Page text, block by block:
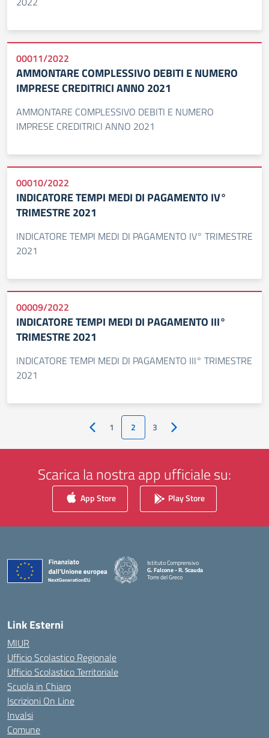
00011/2022
AMMONTARE COMPLESSIVO DEBITI E NUMERO
IMPRESE CREDITRICI ANNO 2021
AMMONTARE COMPLESSIVO DEBITI E NUMERO
IMPRESE CREDITRICI ANNO 2021
00010/2022
INDICATORE TEMPI MEDI DI PAGAMENTO IV°
TRIMESTRE 2021
INDICATORE TEMPI MEDI DI PAGAMENTO IV° TRIMESTRE
2021
00009/2022
INDICATORE TEMPI MEDI DI PAGAMENTO III°
TRIMESTRE 2021
INDICATORE TEMPI MEDI DI PAGAMENTO III° TRIMESTRE
2021
Pagina precedente
1 2 3 Pagina successiva
Scarica la nostra app ufficiale su:
App Store Play Store
Istituto Comprensivo
G. Falcone - R. Scauda
Torre del Greco
Link Esterni
MIUR
Ufficio Scolastico Regionale
Ufficio Scolastico Territoriale
Scuola in Chiaro
Iscrizioni On Line
Invalsi
Comune